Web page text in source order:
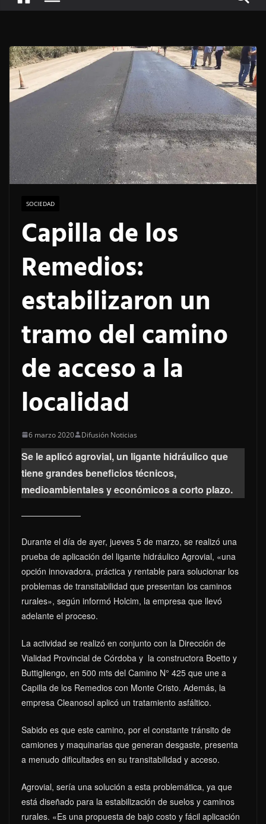
SOCIEDAD
Capilla de los
Remedios:
estabilizaron un
tramo del camino
de acceso a la
localidad
6 marzo 2020 Difusión Noticias
Se le aplicó agrovial, un ligante hidráulico que
tiene grandes beneficios técnicos,
medioambientales y económicos a corto plazo.
Durante el día de ayer, jueves 5 de marzo, se realizó una
prueba de aplicación del ligante hidráulico Agrovial, «una
opción innovadora, práctica y rentable para solucionar los
problemas de transitabilidad que presentan los caminos
rurales», según informó Holcim, la empresa que llevó
adelante el proceso.
La actividad se realizó en conjunto con la Dirección de
Vialidad Provincial de Córdoba y la constructora Boetto y
Buttigliengo, en 500 mts del Camino N° 425 que une a
Capilla de los Remedios con Monte Cristo. Además, la
empresa Cleanosol aplicó un tratamiento asfáltico.
Sabido es que este camino, por el constante tránsito de
camiones y maquinarias que generan desgaste, presenta
a menudo dificultades en su transitabilidad y acceso.
Agrovial, sería una solución a esta problemática, ya que
está diseñado para la estabilización de suelos y caminos
rurales. «Es una propuesta de bajo costo y fácil aplicación